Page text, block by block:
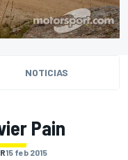
NOTICIAS
Pain
15 feb 2015